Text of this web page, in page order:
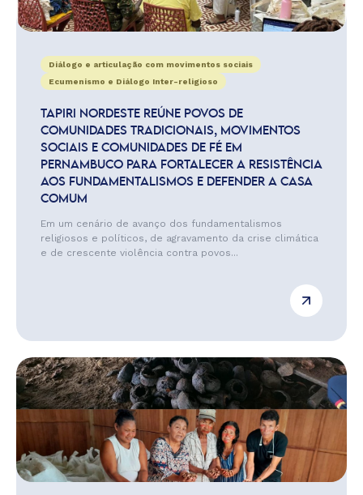
Diálogo e articulação com movimentos sociais
Ecumenismo e Diálogo Inter-religioso
TAPIRI NORDESTE REÚNE POVOS DE
COMUNIDADES TRADICIONAIS, MOVIMENTOS
SOCIAIS E COMUNIDADES DE FÉ EM
PERNAMBUCO PARA FORTALECER A RESISTÊNCIA
AOS FUNDAMENTALISMOS E DEFENDER A CASA
COMUM
Em um cenário de avanço dos fundamentalismos
religiosos e políticos, de agravamento da crise climática
e de crescente violência contra povos...